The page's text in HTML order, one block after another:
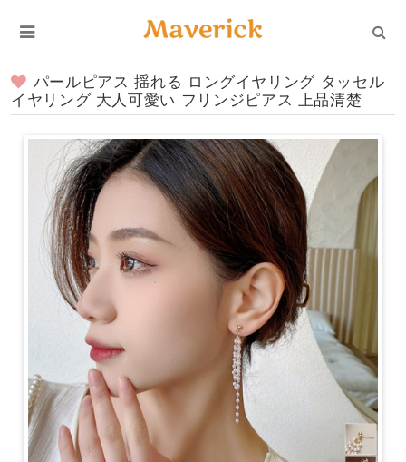
パールピアス 揺れる ロングイヤリング タッセル
イヤリング 大人可愛い フリンジピアス 上品清楚